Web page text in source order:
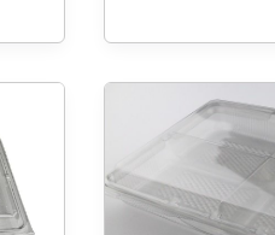
1250
BÖLMELİ